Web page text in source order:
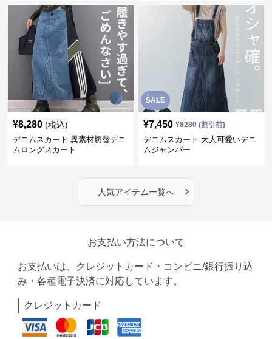
¥8,280 (税込)
デニムスカート 異素材切替デニ
ムロングスカート
SALE
¥7,450 ¥8280(割引前)
デニムスカート 大人可愛いデニ
ムジャンパー
人気アイテム一覧へ ›
お支払い方法について
お支払いは、クレジットカード・コンビニ/銀行振り込
み・各種電子決済に対応しています。
クレジットカード